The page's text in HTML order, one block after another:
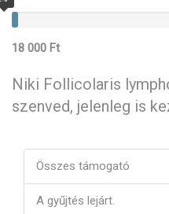
18 000 Ft
Niki Follicolaris
szenved, jelenleg is
Összes támogató
A gyűjtés lejárt.